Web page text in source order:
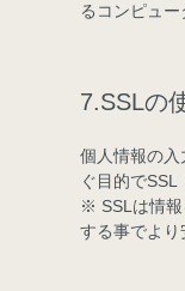
るコンピュー
7.SSLの
個人情報の
ぐ目的でSSL
※ SSLは情報
する事でより